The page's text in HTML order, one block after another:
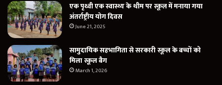
एक पृथ्वी एक स्वास्थ्य के थीम पर स्कूल में मनाया गया
अंतर्राष्ट्रीय योग दिवस
June 21, 2025
सामुदायिक सहभागिता से सरकारी स्कूल के बच्चों को
मिला स्कूल बैग
March 1, 2026